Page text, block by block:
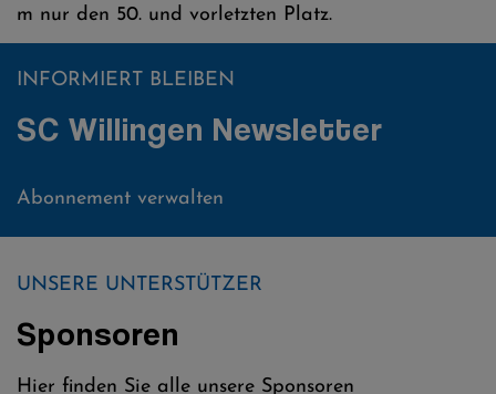
m nur den 50. und vorletzten Platz.
INFORMIERT BLEIBEN
SC Willingen Newsletter
Abonnement verwalten
UNSERE UNTERSTÜTZER
Sponsoren
Hier finden Sie alle unsere Sponsoren